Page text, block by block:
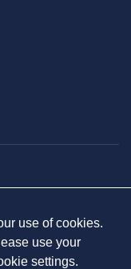
use of cookies.
use your
settings.